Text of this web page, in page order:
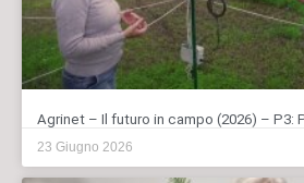
Agrinet – Il futuro in campo (2026) – P3:
23 Giugno 2026